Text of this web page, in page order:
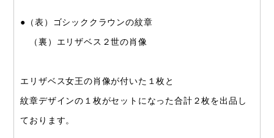
●（表）ゴシッククラウンの紋章
（裏）エリザベス２世の肖像
エリザベス女王の肖像が付いた１枚と
紋章デザインの１枚がセットになった合計２枚を出品し
ております。